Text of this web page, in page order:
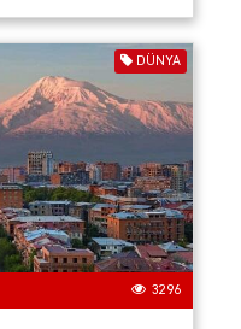
DÜNYA
3296